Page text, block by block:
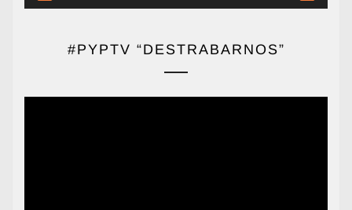
#PYPTV “DESTRABARNOS”